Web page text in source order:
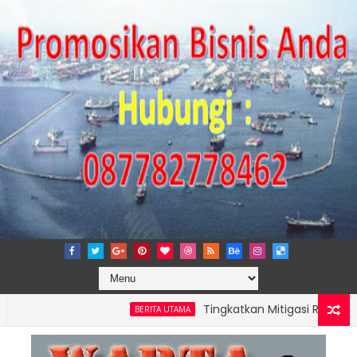
BERITA UTAMA
Tingkatkan Mitigasi Risiko, IPC TPK
KAPASITAS TPK NILAM MELALUI PENAMBAHAN E-RTG